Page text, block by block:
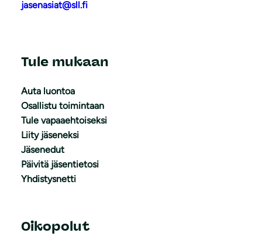
jasenasiat@sll.fi
Tule mukaan
Auta luontoa
Osallistu toimintaan
Tule vapaaehtoiseksi
Liity jäseneksi
Jäsenedut
Päivitä jäsentietosi
Yhdistysnetti
Oikopolut